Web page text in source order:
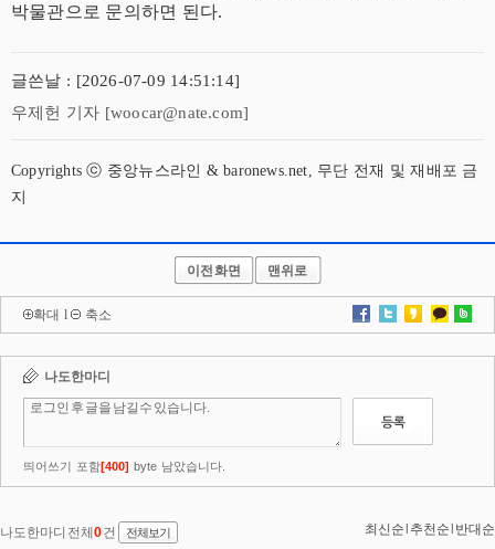
박물관으로 문의하면 된다.
글쓴날 : [2026-07-09 14:51:14]
우제헌 기자 [woocar@nate.com]
Copyrights ⓒ 중앙뉴스라인 & baronews.net, 무단 전재 및 재배포 금
지
이전화면 맨위로
확대 l 축소